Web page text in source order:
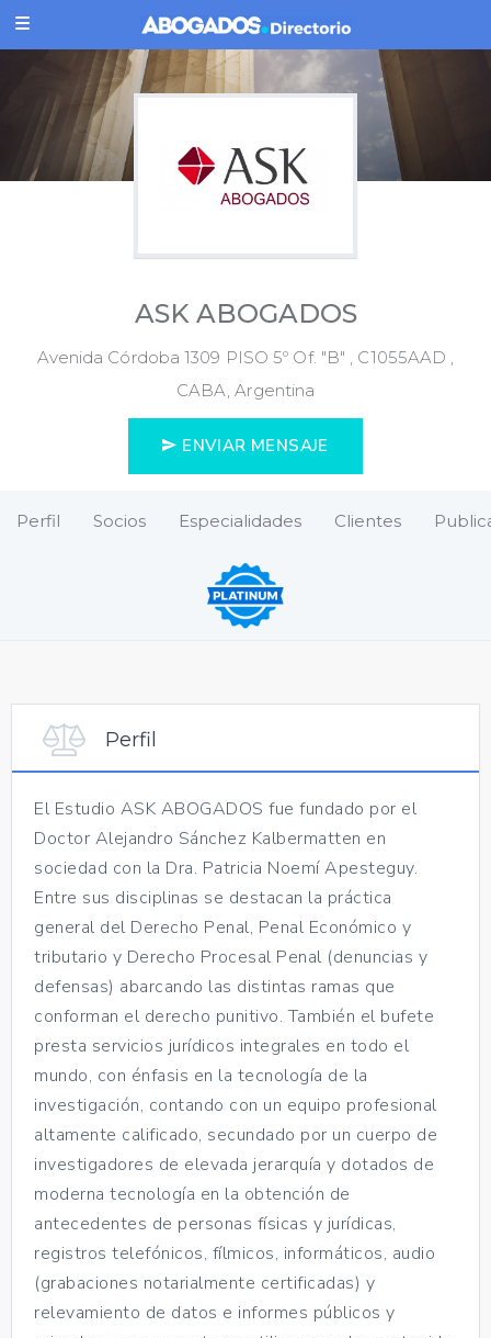
ASK ABOGADOS
Avenida Córdoba 1309 PISO 5º Of. "B" , C1055AAD ,
CABA, Argentina
ENVIAR MENSAJE
Perfil Socios Especialidades Clientes
Perfil
El Estudio ASK ABOGADOS fue fundado por el
Doctor Alejandro Sánchez Kalbermatten en
sociedad con la Dra. Patricia Noemí Apesteguy.
Entre sus disciplinas se destacan la práctica
general del Derecho Penal, Penal Económico y
tributario y Derecho Procesal Penal (denuncias y
defensas) abarcando las distintas ramas que
conforman el derecho punitivo. También el bufete
presta servicios jurídicos integrales en todo el
mundo, con énfasis en la tecnología de la
investigación, contando con un equipo profesional
altamente calificado, secundado por un cuerpo de
investigadores de elevada jerarquía y dotados de
moderna tecnología en la obtención de
antecedentes de personas físicas y jurídicas,
registros telefónicos, fílmicos, informáticos, audio
(grabaciones notarialmente certificadas) y
relevamiento de datos e informes públicos y